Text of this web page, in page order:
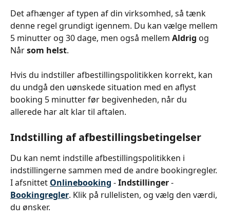
Det afhænger af typen af din virksomhed, så tænk
denne regel grundigt igennem. Du kan vælge mellem
5 minutter og 30 dage, men også mellem Aldrig og
Når som helst.
Hvis du indstiller afbestillingspolitikken korrekt, kan
du undgå den uønskede situation med en aflyst
booking 5 minutter før begivenheden, når du
allerede har alt klar til aftalen.
Indstilling af afbestillingsbetingelser
Du kan nemt indstille afbestillingspolitikken i
indstillingerne sammen med de andre bookingregler.
I afsnittet Onlinebooking - Indstillinger -
Bookingregler. Klik på rullelisten, og vælg den værdi,
du ønsker.